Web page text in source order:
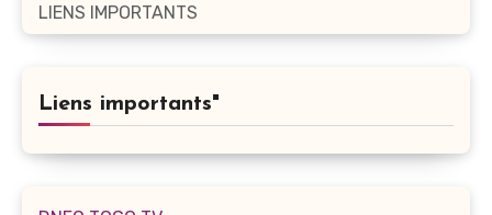
LIENS IMPORTANTS
Liens importants"